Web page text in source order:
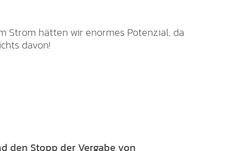
Strom hätten wir enormes Potenzial, da
davon!
den Stopp der Vergabe von